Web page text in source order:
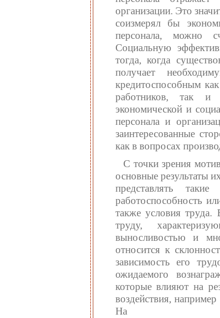
организации. Это
соизмерял бы
персонала, можно
Социальную
тогда, когда
получает
кредитоспособным
работников, так и
экономической и
персонала и
заинтересованные
как в вопросах
С точки зрения
основные результаты
представлять
работоспособность
также условия
труду,
выносливостью и
относится к
зависимость его
ожидаемого
которые влияют на
воздействия,
На